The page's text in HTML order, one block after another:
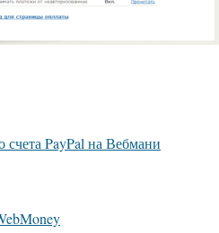
счета PayPal на Вебмани